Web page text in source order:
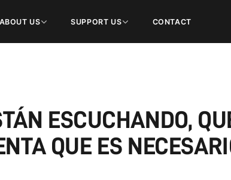
ABOUT US SUPPORT US CONTACT
ESCUCHANDO,
QUE ES